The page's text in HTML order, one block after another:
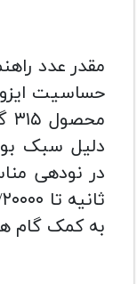
دلیل سبک
به کمک گام